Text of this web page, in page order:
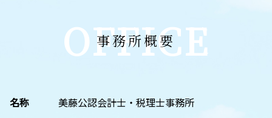
OFFICE
事務所概要
名称 美藤公認会計士・税理士事務所